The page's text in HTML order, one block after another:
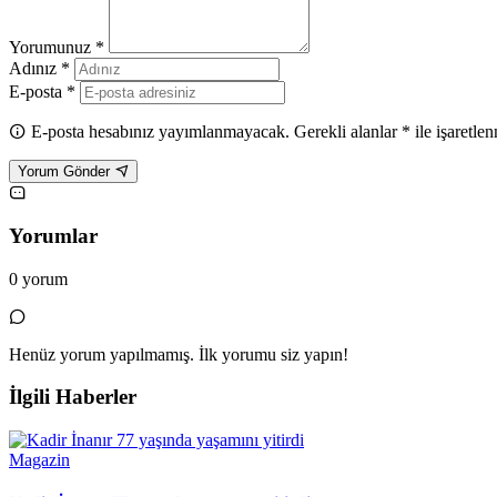
Yorumunuz *
Adınız *
E-posta *
E-posta hesabınız yayımlanmayacak. Gerekli alanlar * ile
Yorum Gönder
Yorumlar
0 yorum
Henüz yorum yapılmamış. İlk yorumu siz yapın!
İlgili Haberler
Magazin